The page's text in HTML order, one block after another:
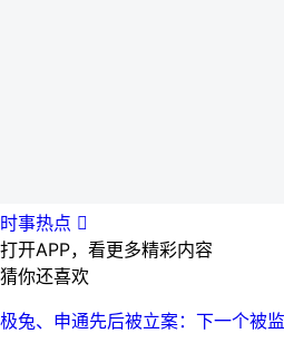
时事热点 
打开APP，看更多精彩内容
猜你还喜欢
极兔、申通先后被立案：下一个被